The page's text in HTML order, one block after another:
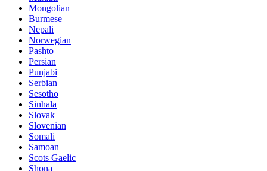
Mongolian
Burmese
Nepali
Norwegian
Pashto
Persian
Punjabi
Serbian
Sesotho
Sinhala
Slovak
Slovenian
Somali
Samoan
Scots Gaelic
Shona